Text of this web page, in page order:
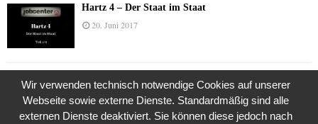
Hartz 4 – Der Staat im Staat
20. Juni 2017
Das Leben des Lachs
12. Oktober 2020
Wir verwenden technisch notwendige Cookies auf unserer
Webseite sowie externe Dienste. Standardmäßig sind alle
externen Dienste deaktiviert. Sie können diese jedoch nach